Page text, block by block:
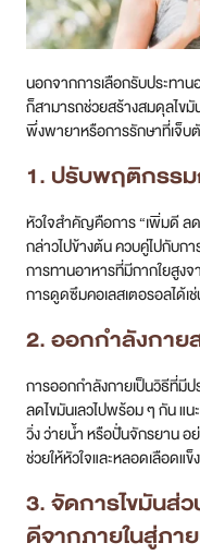
นอกจากการเลือกรับประทา
ก็สามารถช่วยสร้างสมดุลไขมั
พึ่งพายาหรือการรักษาที่เจ็บ
1. ปรับพฤติกรร
หัวใจสำคัญคือการ “เพิ่มดี ล
กล่าวไปข้างต้น ควบคู่ไปกับก
การทานอาหารที่มีกากใยสูง
การดูดซึมคอเลสเตอรอลได้เ
2. ออกกำลังกาย
การออกกำลังกายเป็นวิธีที่มี
ลดไขมันเลวไปพร้อม ๆ กัน แน
วิ่ง ว่ายน้ำ หรือปั่นจักรยาน
ช่วยให้หัวใจและหลอดเลือดแข็
3. จัดการไขมันส่
ดีจากภายในสู่ภา